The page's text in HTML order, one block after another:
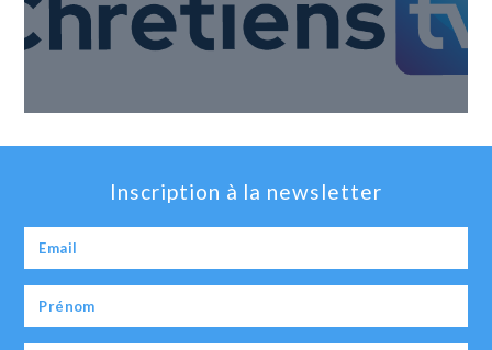
Inscription à la newsletter